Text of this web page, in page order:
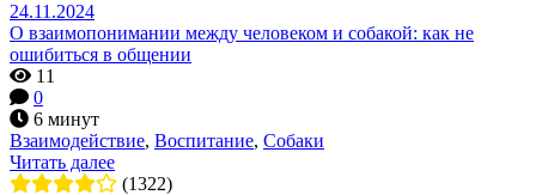
24.11.2024
О взаимопонимании между человеком и собакой: как не
ошибиться в общении
11
0
6 минут
Взаимодействие, Воспитание, Собаки
Читать далее
(1322)